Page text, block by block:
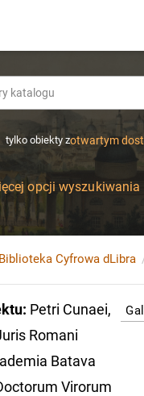
tylko obiekty zotwartym
opcji wyszukiwania
Biblioteka Cyfrowa dLibra
: Petri Cunaei,
Romani
Batava
Virorum